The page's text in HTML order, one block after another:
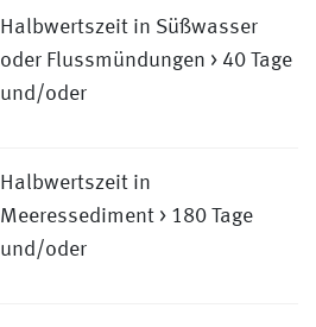
Halbwertszeit in Süßwasser
oder Flussmündungen > 40 Tage
und/oder
Halbwertszeit in
Meeressediment > 180 Tage
und/oder